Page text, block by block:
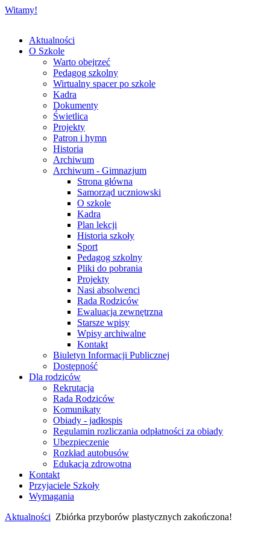
Witamy!
Aktualności
O Szkole
Warto obejrzeć
Pedagog szkolny
Wirtualny spacer po szkole
Kadra
Dokumenty
Świetlica
Projekty
Patron i hymn
Historia
Archiwum
Archiwum - Gimnazjum
Strona główna
Samorząd uczniowski
O szkole
Kadra
Plan lekcji
Historia szkoły
Sport
Pedagog szkolny
Pliki do pobrania
Projekty
Nasi absolwenci
Rada Rodziców
Ewaluacja zewnętrzna
Starsze wpisy
Wpisy archiwalne
Kontakt
Biuletyn Informacji Publicznej
Dostępność
Dla rodziców
Rekrutacja
Rada Rodziców
Komunikaty
Obiady - jadłospis
Regulamin rozliczania odpłatności za obiady
Ubezpieczenie
Rozkład autobusów
Edukacja zdrowotna
Kontakt
Przyjaciele Szkoły
Wymagania
Aktualności Zbiórka przyborów plastycznych zakończona!